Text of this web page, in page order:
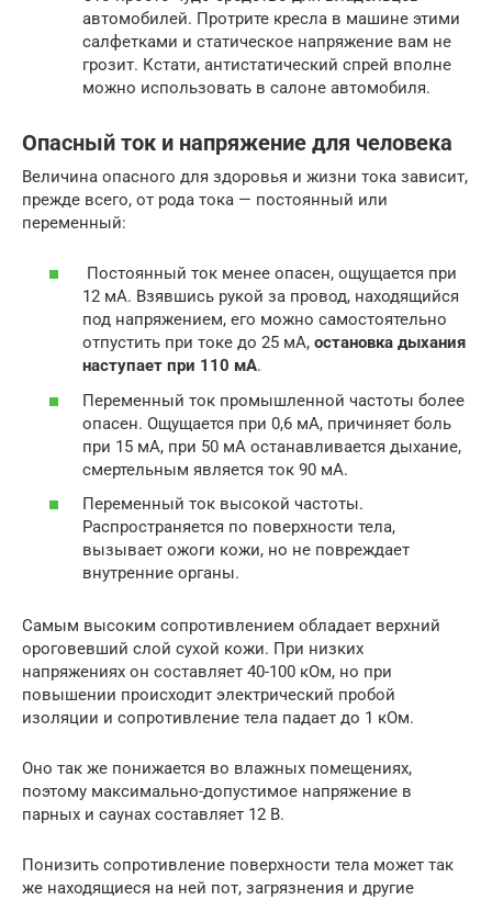
автомобилей. Протрите кресла в машине этими
салфетками и статическое напряжение вам не
грозит. Кстати, антистатический спрей вполне
можно использовать в салоне автомобиля.
Опасный ток и напряжение для человека
Величина опасного для здоровья и жизни тока зависит,
прежде всего, от рода тока — постоянный или
переменный:
Постоянный ток менее опасен, ощущается при
12 мА. Взявшись рукой за провод, находящийся
под напряжением, его можно самостоятельно
отпустить при токе до 25 мА, остановка дыхания
наступает при 110 мА.
Переменный ток промышленной частоты более
опасен. Ощущается при 0,6 мА, причиняет боль
при 15 мА, при 50 мА останавливается дыхание,
смертельным является ток 90 мА.
Переменный ток высокой частоты.
Распространяется по поверхности тела,
вызывает ожоги кожи, но не повреждает
внутренние органы.
Самым высоким сопротивлением обладает верхний
ороговевший слой сухой кожи. При низких
напряжениях он составляет 40-100 кОм, но при
повышении происходит электрический пробой
изоляции и сопротивление тела падает до 1 кОм.
Оно так же понижается во влажных помещениях,
поэтому максимально-допустимое напряжение в
парных и саунах составляет 12 В.
Понизить сопротивление поверхности тела может так
же находящиеся на ней пот, загрязнения и другие